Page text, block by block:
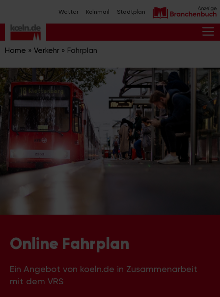
Inhalt
springen
Wetter Kölnmail Stadtplan
Home » Verkehr » Fahrplan
Online Fahrplan
Ein Angebot von koeln.de in Zusammenarbeit
mit dem VRS